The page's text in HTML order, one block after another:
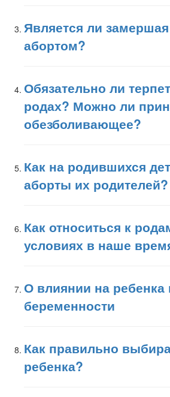
Является ли
абортом?
Обязательно ли
родах? Можно ли
обезболивающее?
Как на родившихся
аборты их родителей?
Как относиться к
условиях в наше
О влиянии на ребенка
беременности
Как правильно
ребенка?